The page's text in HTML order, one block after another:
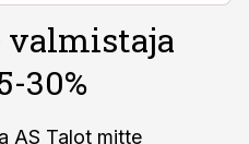
valmistaja
30%
AS Talot mitte